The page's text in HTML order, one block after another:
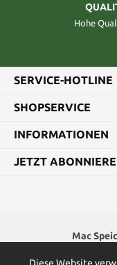
Hohe
SERVICE-HOTLINE
SHOPSERVICE
INFORMATIONEN
JETZT
Mac